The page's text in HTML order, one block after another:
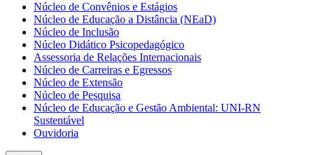
Núcleo de Convênios e Estágios
Núcleo de Educação a Distância (NEaD)
Núcleo de Inclusão
Núcleo Didático Psicopedagógico
Assessoria de Relações Internacionais
Núcleo de Carreiras e Egressos
Núcleo de Extensão
Núcleo de Pesquisa
Núcleo de Educação e Gestão Ambiental: UNI-RN
Sustentável
Ouvidoria